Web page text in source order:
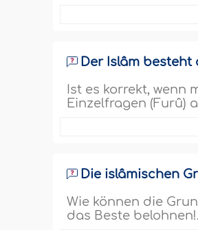
Der Islâm besteht
Ist es korrekt, wenn
Einzelfragen (Furû)
Die islâmischen
Wie können die
das Beste